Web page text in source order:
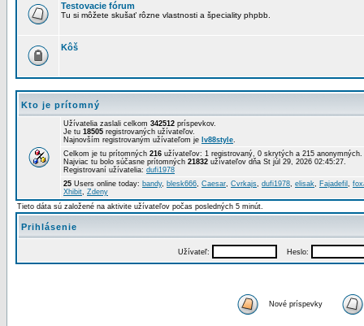
Testovacie fórum
Tu si môžete skušať rôzne vlastnosti a špeciality phpbb.
Kôš
Kto je prítomný
Užívatelia zaslali celkom 342512 príspevkov.
Je tu 18505 registrovaných užívateľov.
Najnovším registrovaným užívateľom je lv88style.
Celkom je tu prítomných 216 užívateľov: 1 registrovaný, 0 skrytých a 215
Najviac tu bolo súčasne prítomných 21832 užívateľov dňa St júl 29, 2026 02:45:27.
Registrovaní užívatelia: dufi1978
25 Users online today: bandy, blesk666, Caesar, Cvrkajs, dufi1978, elisak, Fajadefil ,
Xhibit, Zdeny
Tieto dáta sú založené na aktivite užívateľov počas posledných 5 minút.
Prihlásenie
Užívateľ: Heslo:
Nové príspevky